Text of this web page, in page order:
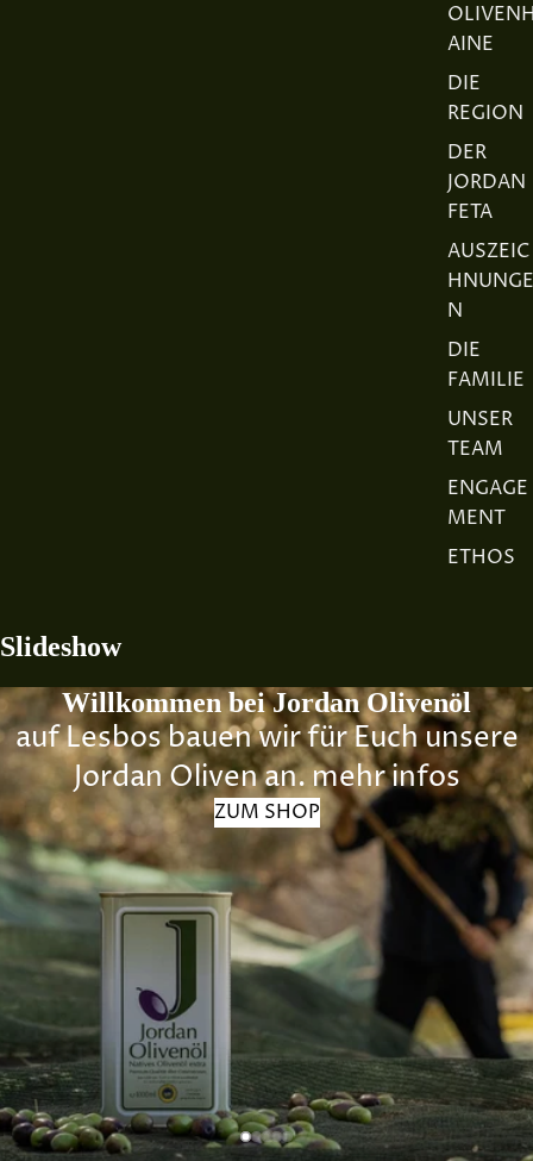
AINE
DIE
REGION
DER
JORDAN
FETA
AUSZEIC
HNUNGE
N
DIE
FAMILIE
UNSER
TEAM
ENGAGE
MENT
ETHOS
Slideshow
Willkommen bei Jordan Olivenöl
auf Lesbos bauen wir für Euch unsere
Jordan Oliven an.mehr infos
ZUM SHOP